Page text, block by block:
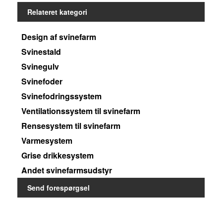
Relateret kategori
Design af svinefarm
Svinestald
Svinegulv
Svinefoder
Svinefodringssystem
Ventilationssystem til svinefarm
Rensesystem til svinefarm
Varmesystem
Grise drikkesystem
Andet svinefarmsudstyr
Send forespørgsel